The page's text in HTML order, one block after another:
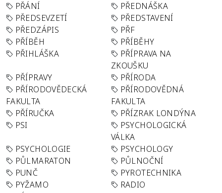
PŘÁNÍ
PŘEDNÁŠKA
PŘEDSEVZETÍ
PŘEDSTAVENÍ
PŘEDZÁPIS
PŘF
PŘÍBĚH
PŘÍBĚHY
PŘIHLÁŠKA
PŘÍPRAVA NA
ZKOUŠKU
PŘÍPRAVY
PŘÍRODA
PŘÍRODOVĚDECKÁ
FAKULTA
PŘÍRODOVĚDNÁ
FAKULTA
PŘÍRUČKA
PŘÍZRAK LONDÝNA
PSI
PSYCHOLOGICKÁ
VÁLKA
PSYCHOLOGIE
PSYCHOLOGY
PŮLMARATON
PŮLNOČNÍ
PUNČ
PYROTECHNIKA
PYŽAMO
RADIO